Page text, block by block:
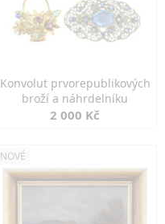
Konvolut prvorepublikových
broží a náhrdelníku
2 000 Kč
NOVÉ